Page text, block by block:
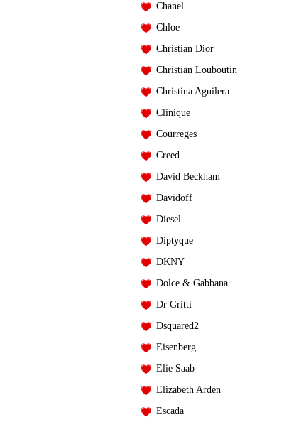
Chanel
Chloe
Christian Dior
Christian Louboutin
Christina Aguilera
Clinique
Courreges
Creed
David Beckham
Davidoff
Diesel
Diptyque
DKNY
Dolce & Gabbana
Dr Gritti
Dsquared2
Eisenberg
Elie Saab
Elizabeth Arden
Escada